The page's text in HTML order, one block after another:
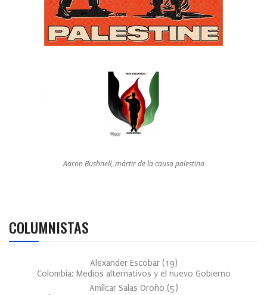
Aaron Bushnell, mártir de la causa palestina
COLUMNISTAS
Alexander Escobar (19)
Colombia: Medios alternativos y el nuevo Gobierno
Amílcar Salas Oroño (5)